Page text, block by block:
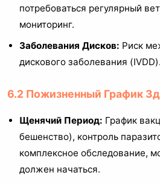
потребоваться регулярный
мониторинг.
Заболевания Дисков: Риск
дискового заболевания (IVDD).
6.2 Пожизненный График
Щенячий Период: График
бешенство), контроль
комплексное обследование,
должен начаться.